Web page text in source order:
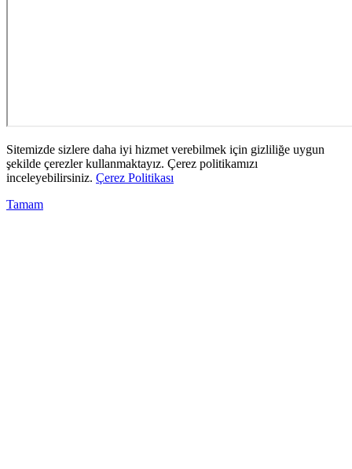
Sitemizde sizlere daha iyi hizmet verebilmek için gizliliğe uygun
şekilde çerezler kullanmaktayız. Çerez politikamızı
inceleyebilirsiniz. Çerez Politikası
Tamam